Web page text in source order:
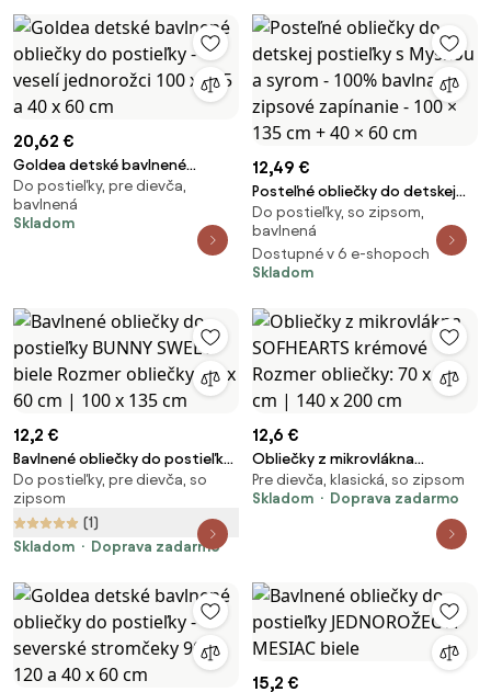
20,62 €
Goldea detské bavlnené
obliečky do postieľky - veselí
jednorožci 100 x 135 a 40 x 60
cm
Do postieľky, pre dievča,
bavlnená
Skladom
12,49 €
Posteľné obliečky do detskej
postieľky s Myškou a syrom -
100% bavlna - zipsové
zapínanie - 100 × 135 cm + 40 ×
60 cm
Do postieľky, so zipsom,
bavlnená
Dostupné v 6 e-shopoch
Skladom
12,2 €
Bavlnené obliečky do postieľky
BUNNY SWEET biele Rozmer
obliečky: 40 x 60 cm | 100 x 135
cm
Do postieľky, pre dievča, so
zipsom
(1)
Skladom
Doprava zadarmo
12,6 €
Obliečky z mikrovlákna
SOFHEARTS krémové Rozmer
obliečky: 70 x 90 cm | 140 x 200
Pre dievča, klasická, so zipsom
Skladom
Doprava zadarmo
15,2 €